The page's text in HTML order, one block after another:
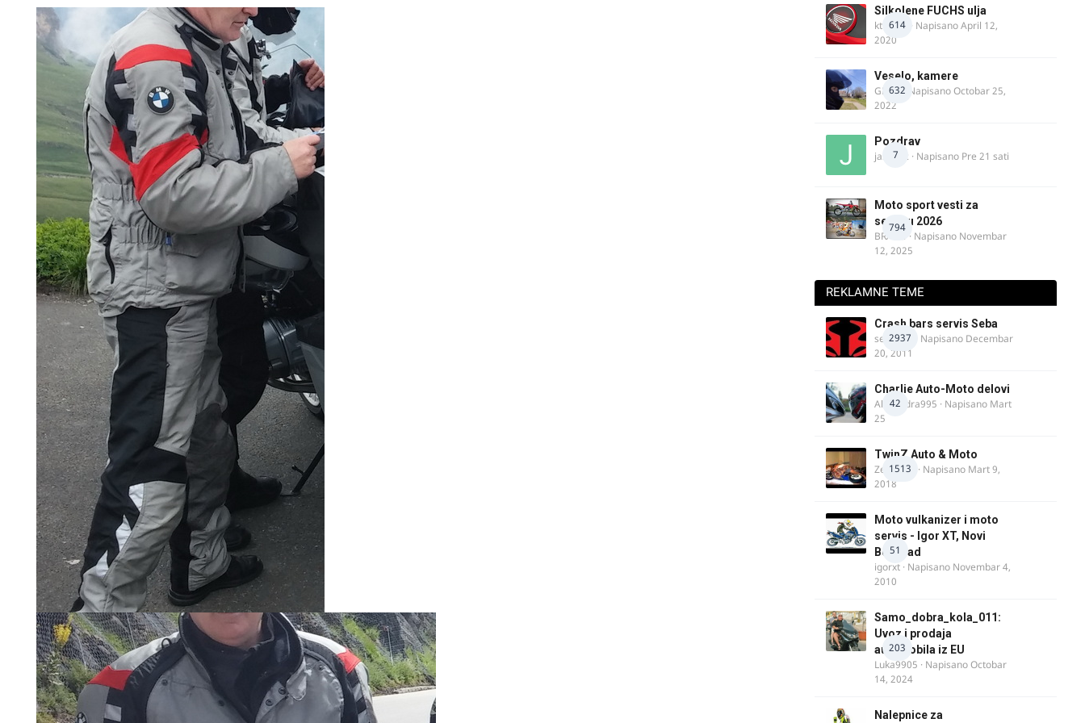
614
Silkolene FUCHS ulja
ktm600 · NapisanoApril 12,
2020
632
Veselo, kamere
GR 46· NapisanoOctobar 25,
2022
7
Pozdrav
jasminc · Napisano Pre 21 sati
794
Moto sport vesti za
sezonu 2026
BRACO · Napisano Novembar
12, 2025
REKLAMNE TEME
2937
Crash bars servis Seba
seba011 · Napisano Decembar
20, 2011
42
Charlie Auto-Moto delovi
Alexandra995 · Napisano Mart
25
1513
TwinZ Auto & Moto
Zeljkamp · Napisano Mart 9,
2018
51
Moto vulkanizer i moto
servis - Igor XT, Novi
Beograd
igorxt · Napisano Novembar 4,
2010
203
Samo_dobra_kola_011:
Uvoz i prodaja
automobila iz EU
Luka9905 · NapisanoOctobar
14, 2024
Nalepnice za